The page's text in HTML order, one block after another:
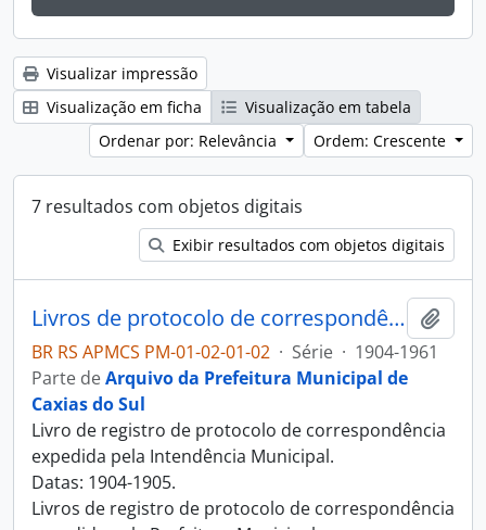
Visualizar impressão
Visualização em ficha
Visualização em tabela
Ordenar por: Relevância
Ordem: Crescente
7 resultados com objetos digitais
Exibir resultados com objetos digitais
Livros de protocolo de correspondência expedida
BR RS APMCS PM-01-02-01-02 · Série · 1904-1961
Parte deArquivo da Prefeitura Municipal de
Caxias do Sul
Livro de registro de protocolo de correspondência
expedida pela Intendência Municipal.
Datas: 1904-1905.
Livros de registro de protocolo de correspondência